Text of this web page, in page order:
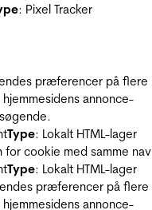
: Pixel Tracker
præferencer på flere
annonce-
Type: Lokalt HTML-lager
cookie med samme
Type: Lokalt HTML-lager
præferencer på flere
annonce-